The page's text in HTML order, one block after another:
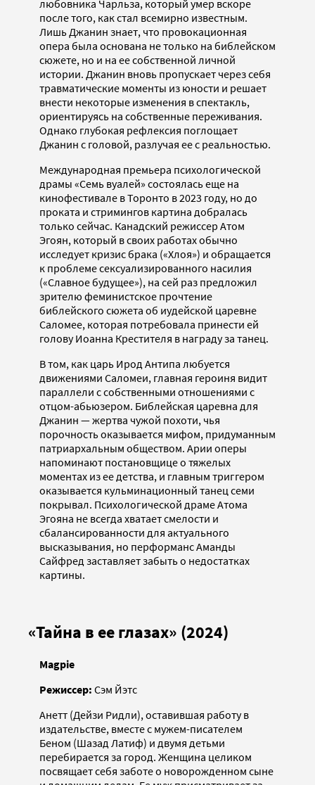
любовника Чарльза, который умер вскоре
после того, как стал всемирно известным.
Лишь Джанин знает, что провокационная
опера была основана не только на библейском
сюжете, но и на ее собственной личной
истории. Джанин вновь пропускает через себя
травматические моменты из юности и решает
внести некоторые изменения в спектакль,
ориентируясь на собственные переживания.
Однако глубокая рефлексия поглощает
Джанин с головой, разлучая ее с реальностью.
Международная премьера психологической
драмы «Семь вуалей» состоялась еще на
кинофестивале в Торонто в 2023 году, но до
проката и стримингов картина добралась
только сейчас. Канадский режиссер Атом
Эгоян, который в своих работах обычно
исследует кризис брака («Хлоя») и обращается
к проблеме сексуализированного насилия
(«Славное будущее»), на сей раз предложил
зрителю феминистское прочтение
библейского сюжета об иудейской царевне
Саломее, которая потребовала принести ей
голову Иоанна Крестителя в награду за танец.
В том, как царь Ирод Антипа любуется
движениями Саломеи, главная героиня видит
параллели с собственными отношениями с
отцом-абьюзером. Библейская царевна для
Джанин — жертва чужой похоти, чья
порочность оказывается мифом, придуманным
патриархальным обществом. Арии оперы
напоминают постановщице о тяжелых
моментах из ее детства, и главным триггером
оказывается кульминационный танец семи
покрывал. Психологической драме Атома
Эгояна не всегда хватает смелости и
сбалансированности для актуального
высказывания, но перформанс Аманды
Сайфред заставляет забыть о недостатках
картины.
«Тайна в ее глазах» (2024)
Magpie
Режиссер: Сэм Йэтс
Анетт (Дейзи Ридли), оставившая работу в
издательстве, вместе с мужем-писателем
Беном (Шазад Латиф) и двумя детьми
перебирается за город. Женщина целиком
посвящает себя заботе о новорожденном сыне